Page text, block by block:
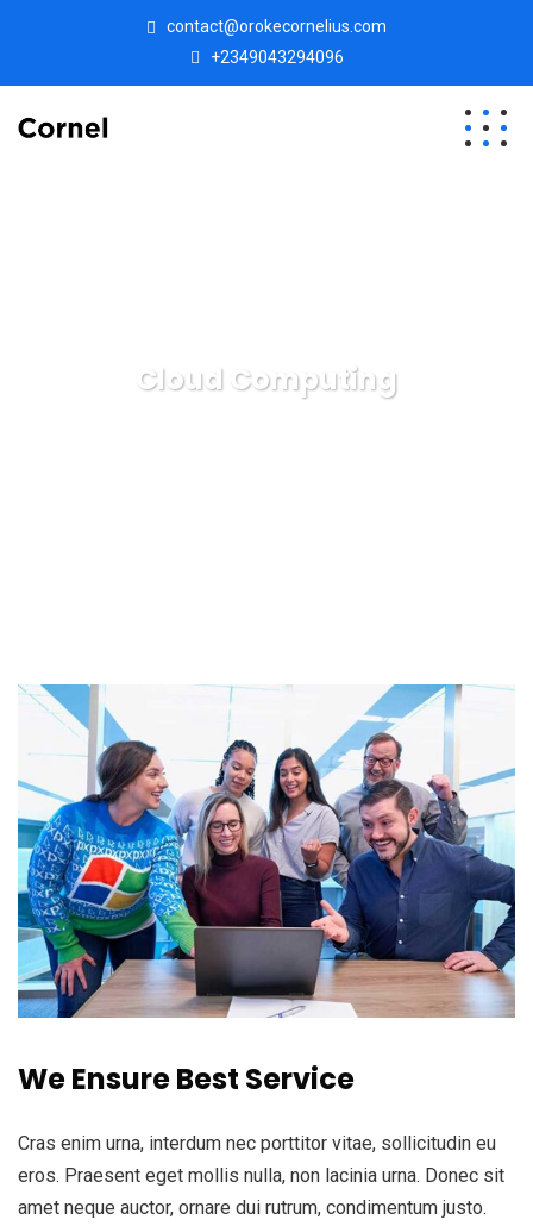
contact@orokecornelius.com
+2349043294096
Cloud Computing
We Ensure Best Service
Cras enim urna, interdum nec porttitor vitae, sollicitudin eu
eros. Praesent eget mollis nulla, non lacinia urna. Donec sit
amet neque auctor, ornare dui rutrum, condimentum justo.